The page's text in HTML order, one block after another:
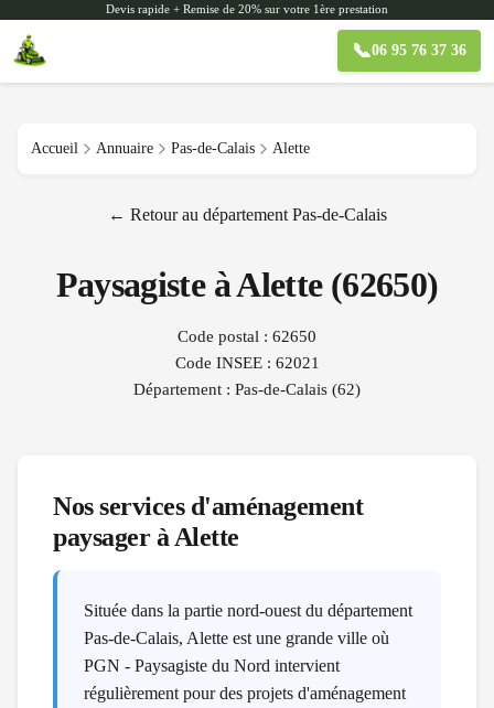
Devis rapide + Remise de 20% sur votre 1ère prestation
📞06 95 76 37 36
Accueil Annuaire Pas-de-Calais Alette
← Retour au département Pas-de-Calais
Paysagiste àAlette(62650)
Code postal : 62650
Code INSEE : 62021
Département : Pas-de-Calais (62)
Nos services d'aménagement
paysager à Alette
Située dans la partie nord-ouest du département
Pas-de-Calais, Alette est une grande ville où
PGN - Paysagiste du Nord intervient
régulièrement pour des projets d'aménagement